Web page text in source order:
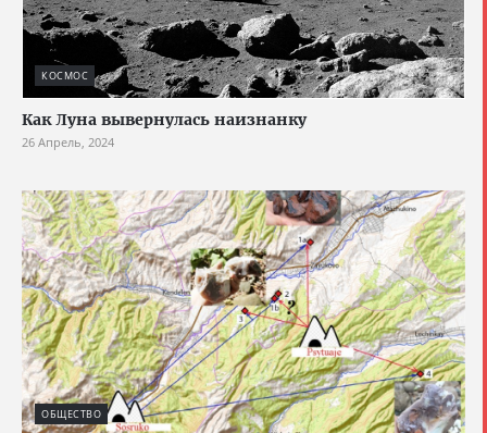
КОСМОС
Как Луна вывернулась наизнанку
26 Апрель, 2024
ОБЩЕСТВО